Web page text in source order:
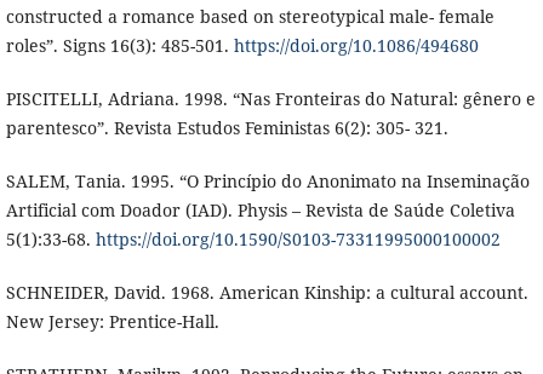
constructed a romance based on stereotypical male- female
roles”. Signs 16(3): 485-501. https://doi.org/10.1086/494680
PISCITELLI, Adriana. 1998. “Nas Fronteiras do Natural: gênero e
parentesco”. Revista Estudos Feministas 6(2): 305- 321.
SALEM, Tania. 1995. “O Princípio do Anonimato na Inseminação
Artificial com Doador (IAD). Physis – Revista de Saúde Coletiva
5(1):33-68. https://doi.org/10.1590/S0103-73311995000100002
SCHNEIDER, David. 1968. American Kinship: a cultural account.
New Jersey: Prentice-Hall.